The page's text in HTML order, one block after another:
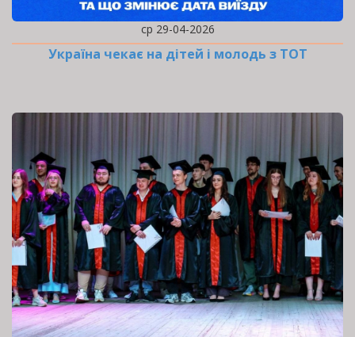
ср 29-04-2026
Україна чекає на дітей і молодь з ТОТ